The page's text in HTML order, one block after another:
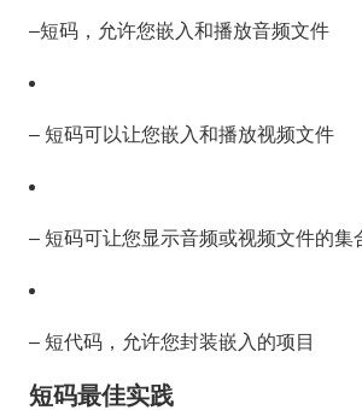
–短码，允许您嵌入和播放音频文件
– 短码可以让您嵌入和播放视频文件
– 短码可让您显示音频或视频文件的集
– 短代码，允许您封装嵌入的项目
短码最佳实践